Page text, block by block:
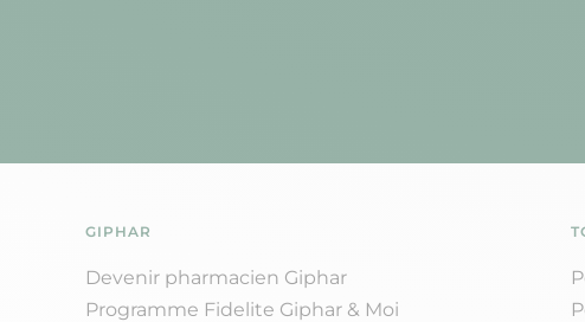
GIPHAR
Devenir pharmacien Giphar
Programme Fidelite Giphar & Moi